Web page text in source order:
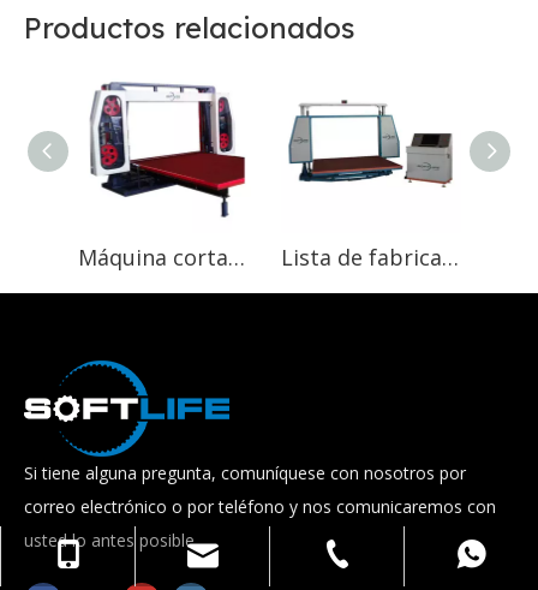
Productos relacionados
Máquina cortadora de espuma Horizontal, producto en oferta, línea de máquina para fabricar colchones, precio de fábrica Lista de fabricantes de China Máquina cortadora automática de espuma Shape Slice
Si tiene alguna pregunta, comuníquese con nosotros por
correo electrónico o por teléfono y nos comunicaremos con
usted lo antes posible.
0086-13822417621
softlife@softlife.com.cn
0750-5489338